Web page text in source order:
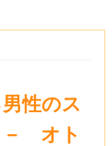
性のス
オト